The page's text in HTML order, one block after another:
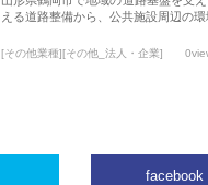
える道路整備から、公共施設周辺の
[その他業種][その他_法人・企業]
facebook